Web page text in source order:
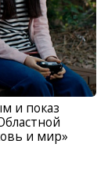
и показ
и мир»